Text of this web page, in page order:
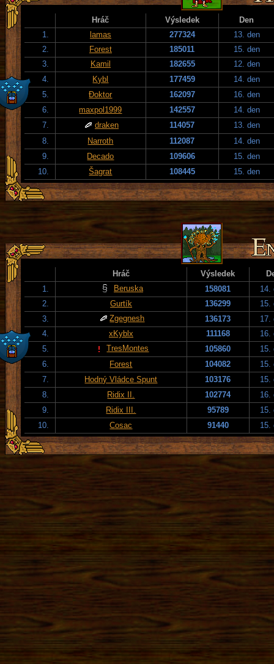
Hráč Výsledek
Den
1.
lamas 277324
13. den
2.
Forest 185011
15. den
3.
Kamil 182655
12. den
4.
Kybl 177459
14. den
5.
Đoktor 162097
16. den
6.
maxpol1999 142557
14. den
7.
draken 114057
13. den
8.
Narroth 112087
14. den
9.
Decado 109606
15. den
10.
Šagrat 108445 15. den
Hráč Výsledek
1.
Beruska 158081
14.
2.
Gurtík 136299
15.
3.
Zgegnesh 136173
17.
4.
xKyblx 111168
16.
5.
TresMontes 105860
15.
6.
Forest 104082
15.
7.
Hodný Vládce Spunt 103176
15.
8.
Ridix II. 102774
16.
9.
Ridix III. 95789
15.
10.
Cosac 91440 15.